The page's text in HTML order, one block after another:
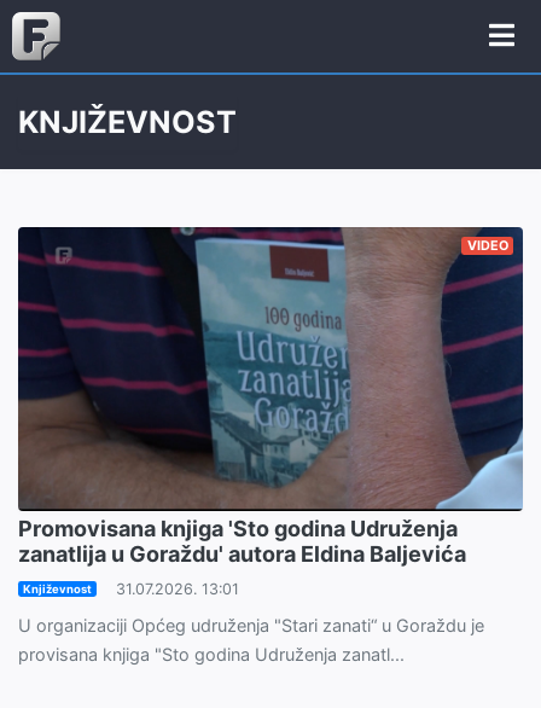
KNJIŽEVNOST
VIDEO
Promovisana knjiga 'Sto godina Udruženja
zanatlija u Goraždu' autora Eldina Baljevića
Književnost 31.07.2026. 13:01
U organizaciji Općeg udruženja "Stari zanati“ u Goraždu je
provisana knjiga "Sto godina Udruženja zanatl...